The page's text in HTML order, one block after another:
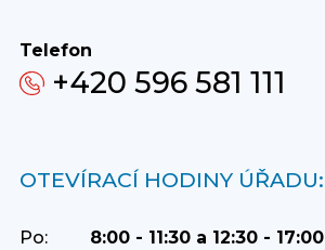
Telefon
+420 596 581 111
OTEVÍRACÍ HODINY ÚŘADU:
Po:
8:00 - 11:30 a 12:30 - 17:00